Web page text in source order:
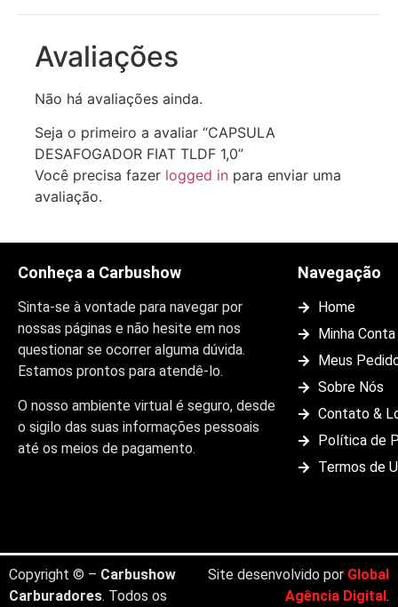
Avaliações
Não há avaliações ainda.
Seja o primeiro a avaliar “CAPSULA
DESAFOGADOR FIAT TLDF 1,0”
Você precisa fazer logged in para enviar uma
avaliação.
Conheça a Carbushow
Sinta-se à vontade para navegar por
nossas páginas e não hesite em nos
questionar se ocorrer alguma dúvida.
Estamos prontos para atendê-lo.
O nosso ambiente virtual é seguro, desde
o sigilo das suas informações pessoais
até os meios de pagamento.
Navegação
Home
Minha Conta
Meus
Sobre Nós
Contato &
Política de
Termos de
Copyright © – Carbushow
Carburadores. Todos os
Site desenvolvido por Global
Agência Digital.